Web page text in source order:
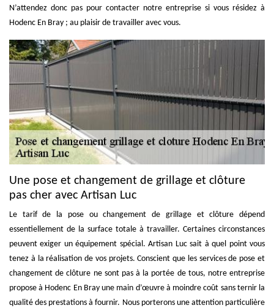
N’attendez donc pas pour contacter notre entreprise si vous résidez à
Hodenc En Bray ; au plaisir de travailler avec vous.
Une pose et changement de grillage et clôture
pas cher avec Artisan Luc
Le tarif de la pose ou changement de grillage et clôture dépend
essentiellement de la surface totale à travailler. Certaines circonstances
peuvent exiger un équipement spécial. Artisan Luc sait à quel point vous
tenez à la réalisation de vos projets. Conscient que les services de pose et
changement de clôture ne sont pas à la portée de tous, notre entreprise
propose à Hodenc En Bray une main d’œuvre à moindre coût sans ternir la
qualité des prestations à fournir. Nous porterons une attention particulière